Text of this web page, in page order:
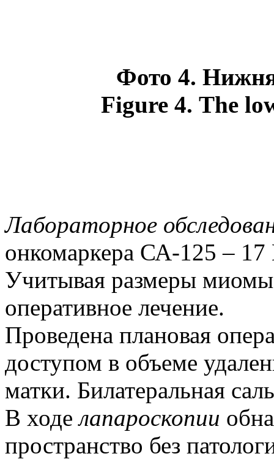
Фото 4.
Figure 4. The
Лабораторное
онкомаркера СА-125 –
Учитывая размеры
оперативное лечение.
Проведена плановая
доступом в объеме
матки. Билатеральная
В ходелапароскопии
пространство без